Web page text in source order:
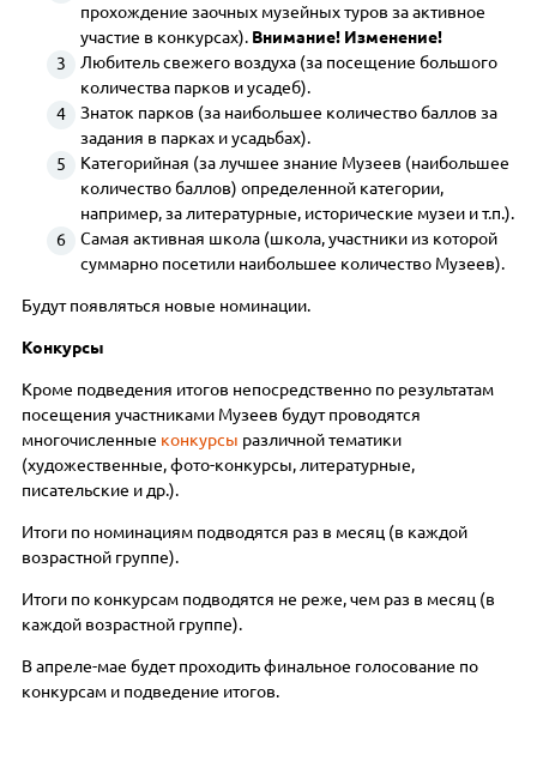
прохождение заочных музейных туров за активное
участие в конкурсах). Внимание! Изменение!
Любитель свежего воздуха (за посещение большого
количества парков и усадеб).
Знаток парков (за наибольшее количество баллов за
задания в парках и усадьбах).
Категорийная (за лучшее знание Музеев (наибольшее
количество баллов) определенной категории,
например, за литературные, исторические музеи и т.п.).
Самая активная школа (школа, участники из которой
суммарно посетили наибольшее количество Музеев).
Будут появляться новые номинации.
Конкурсы
Кроме подведения итогов непосредственно по результатам
посещения участниками Музеев будут проводятся
многочисленные конкурсы различной тематики
(художественные, фото-конкурсы, литературные,
писательские и др.).
Итоги по номинациям подводятся раз в месяц (в каждой
возрастной группе).
Итоги по конкурсам подводятся не реже, чем раз в месяц (в
каждой возрастной группе).
В апреле-мае будет проходить финальное голосование по
конкурсам и подведение итогов.